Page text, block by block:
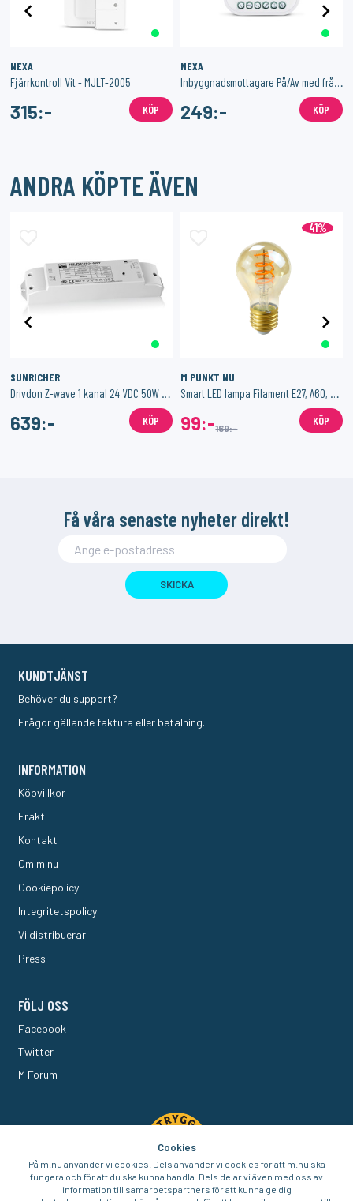
NEXA
Fjärrkontroll Vit - MJLT-2005
315:- KÖP
NEXA
Inbyggnadsmottagare På/Av med frånslagstimer WBR-2203
249:- KÖP
ANDRA KÖPTE ÄVEN
SUNRICHER
Drivdon Z-wave 1 kanal 24 VDC 50W - Dimbar - Constant Voltage
639:- KÖP
41%
M PUNKT NU
Smart LED lampa Filament E27, A60, 4,5W, 200 lm
99:-169:-
KÖP
Få våra senaste nyheter direkt!
SKICKA
KUNDTJÄNST
Behöver du support?
Frågor gällande faktura eller betalning.
INFORMATION
Köpvillkor
Frakt
Kontakt
Om m.nu
Cookiepolicy
Integritetspolicy
Vi distribuerar
Press
FÖLJ OSS
Facebook
Twitter
M Forum
Cookies
På m.nu använder vi cookies. Dels använder vi cookies för att m.nu ska
fungera och för att du ska kunna handla. Dels delar vi även med oss av
information till samarbetspartners för att kunna ge dig